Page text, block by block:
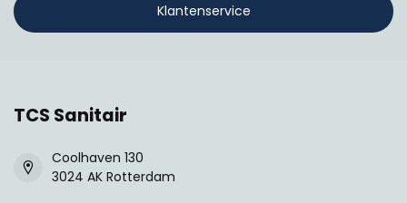
Klantenservice
TCS Sanitair
Coolhaven 130
3024 AK Rotterdam